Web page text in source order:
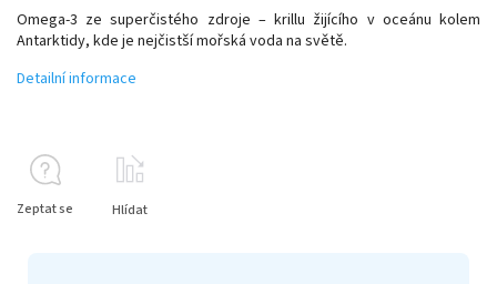
Omega-3 ze superčistého zdroje – krillu žijícího v oceánu kolem
Antarktidy, kde je nejčistší mořská voda na světě.
Detailní informace
Zeptat se Hlídat